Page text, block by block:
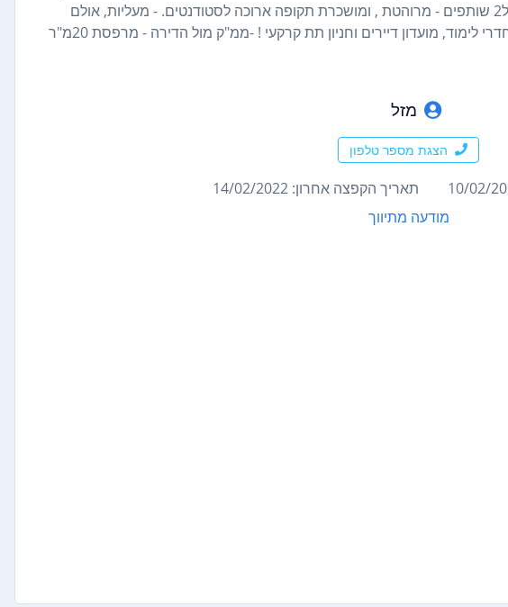
אבינו ! -דירת 3 חד מתוכננת בצורה מושלמת ל2 שותפים - מרוהטת , ומושכרת תקופה ארוכה לסטודנטים. - מעליות, אולם
ספורט עם מתקני כושר, חדר מכונות כביסה, חדרי לימוד, מועדון דיירים וחניון תת קרקעי ! -ממ"ק מול הדירה - מרפסת 20מ"ר
מזל
הצגת מספר טלפון
תאריך הקפצה אחרון: 14/02/2022
מודעה מתיווך